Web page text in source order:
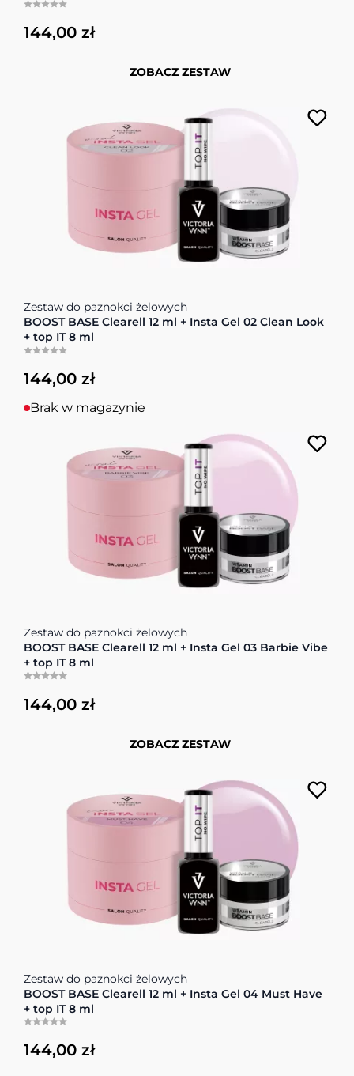
144,00 zł
ZOBACZ ZESTAW
Zestaw do paznokci żelowych
BOOST BASE Clearell 12 ml + Insta Gel 02 Clean Look
+ top IT 8 ml
Cena zależy od opcji wybranych na stronie produktu
144,00 zł
Brak w magazynie
Zestaw do paznokci żelowych
BOOST BASE Clearell 12 ml + Insta Gel 03 Barbie Vibe
+ top IT 8 ml
Cena zależy od opcji wybranych na stronie produktu
144,00 zł
ZOBACZ ZESTAW
Zestaw do paznokci żelowych
BOOST BASE Clearell 12 ml + Insta Gel 04 Must Have
+ top IT 8 ml
144,00 zł